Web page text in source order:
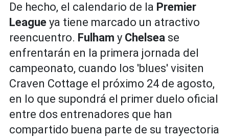
De hecho, el calendario de la Premier
League ya tiene marcado un atractivo
reencuentro. Fulham y Chelsea se
enfrentarán en la primera jornada del
campeonato, cuando los 'blues' visiten
Craven Cottage el próximo 24 de agosto,
en lo que supondrá el primer duelo oficial
entre dos entrenadores que han
compartido buena parte de su trayectoria